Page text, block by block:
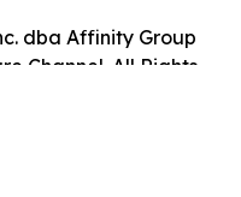
dba Affinity Group
Channel. All Rights